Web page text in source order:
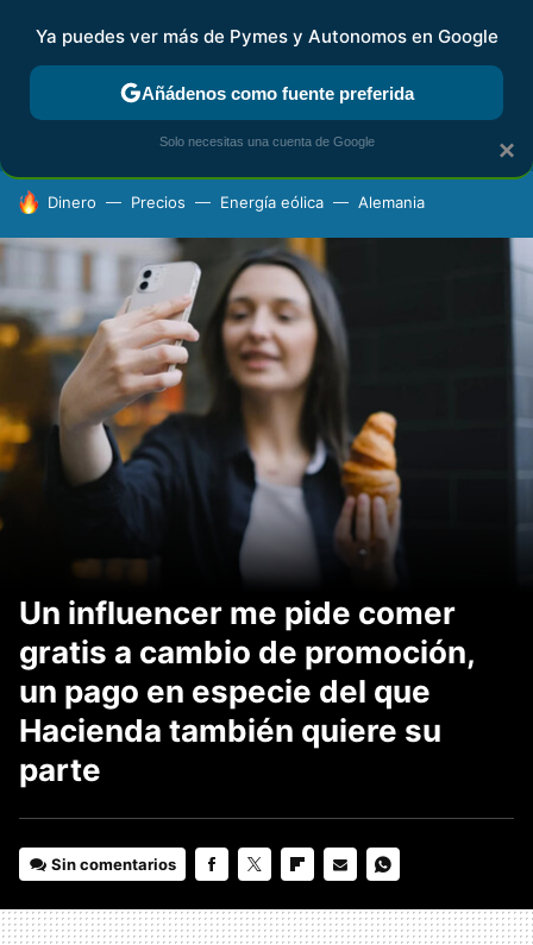
FISCALIDAD Y CONTABILIDAD KIT DIGITAL RENTA
HOY SE HABLA DE
Dinero Precios Energía eólica Alemania
Un influencer me pide comer
gratis a cambio de promoción,
un pago en especie del que
Hacienda también quiere su
parte
Sin comentarios
MAIL
×
Ya puedes ver más de Pymes y Autonomos en Google
Añádenos como fuente preferida
Solo necesitas una cuenta de Google